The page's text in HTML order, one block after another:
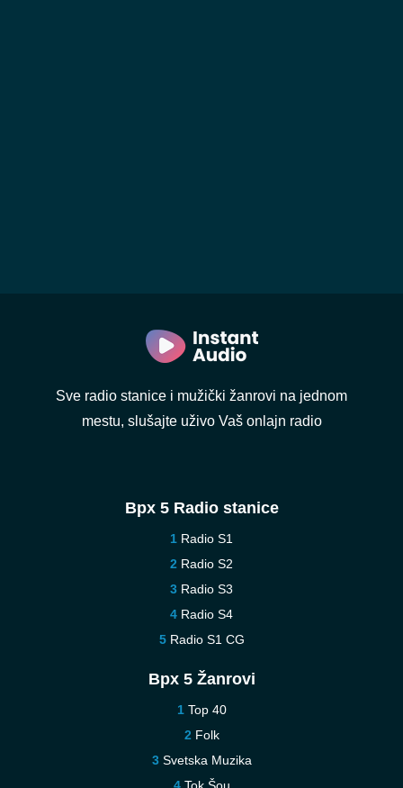
Sve radio stanice i mužički žanrovi na jednom
mestu, slušajte uživo Vaš onlajn radio
Врх 5 Radio stanice
Radio S1
Radio S2
Radio S3
Radio S4
Radio S1 CG
Врх 5 Žanrovi
Top 40
Folk
Svetska Muzika